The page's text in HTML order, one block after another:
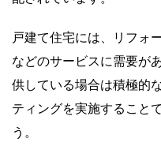
戸建て住宅には、リフォ
などのサービスに需要が
供している場合は積極的
ティングを実施すること
う。